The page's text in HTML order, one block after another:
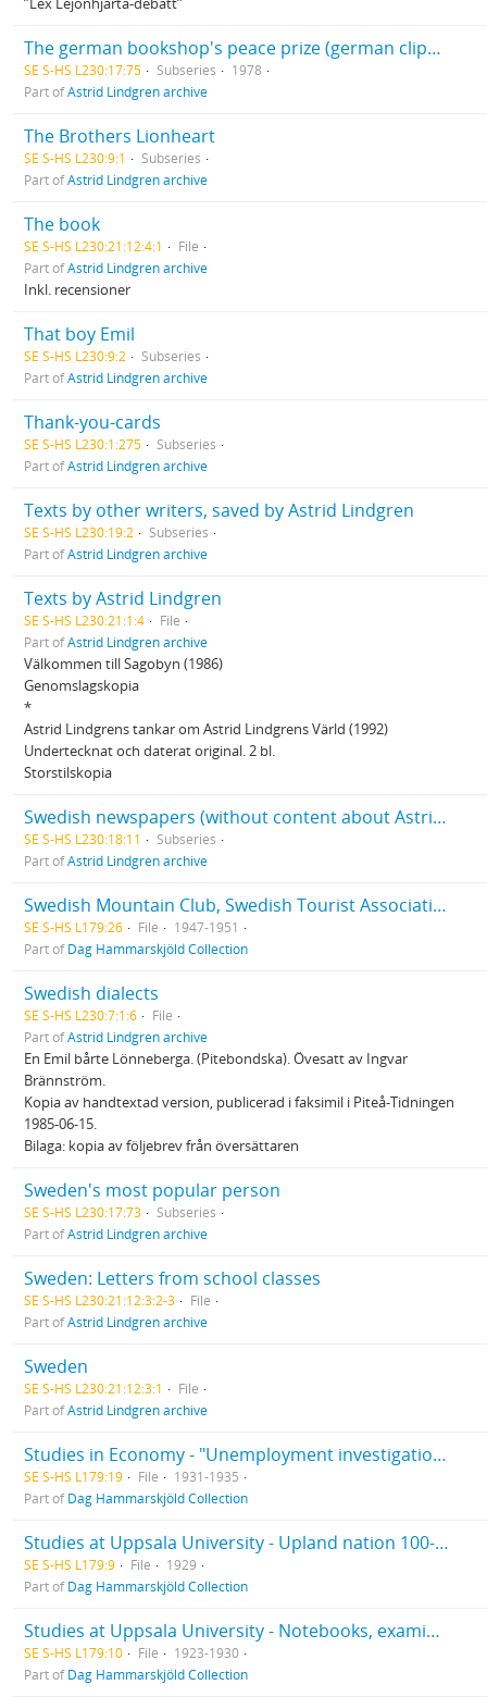
The german bookshop's peace prize (german clippings)
SE S-HS L230:17:75 Subseries
1978
Part ofAstrid Lindgren archive
The Brothers Lionheart
SE S-HS L230:9:1
Subseries
Part ofAstrid Lindgren archive
The book
SE S-HS L230:21:12:4:1
File
Part ofAstrid Lindgren archive
Inkl. recensioner
That boy Emil
SE S-HS L230:9:2
Subseries
Part ofAstrid Lindgren archive
Thank-you-cards
SE S-HS L230:1:275
Subseries
Part ofAstrid Lindgren archive
Texts by other writers, saved by Astrid Lindgren
SE S-HS L230:19:2
Subseries
Part ofAstrid Lindgren archive
Texts by Astrid Lindgren
SE S-HS L230:21:1:4
File
Part ofAstrid Lindgren archive
Välkommen till Sagobyn (1986)
Genomslagskopia
*
Astrid Lindgrens tankar om Astrid Lindgrens Värld (1992)
Undertecknat och daterat original. 2 bl.
Storstilskopia
Swedish newspapers (without content about Astrid Lindgren)
SE S-HS L230:18:11
Subseries
Part ofAstrid Lindgren archive
Swedish Mountain Club, Swedish Tourist Association
SE S-HS L179:26 File
1947-1951
Part ofDag Hammarskjöld Collection
Swedish dialects
SE S-HS L230:7:1:6
File
Part ofAstrid Lindgren archive
En Emil bårte Lönneberga. (Pitebondska). Övesatt av Ingvar
Brännström.
Kopia av handtextad version, publicerad i faksimil i Piteå-Tidningen
1985-06-15.
Bilaga: kopia av följebrev från översättaren
Sweden's most popular person
SE S-HS L230:17:73
Subseries
Part ofAstrid Lindgren archive
Sweden: Letters from school classes
SE S-HS L230:21:12:3:2-3
File
Part ofAstrid Lindgren archive
Sweden
SE S-HS L230:21:12:3:1
File
Part ofAstrid Lindgren archive
Studies in Economy - "Unemployment investigation"
SE S-HS L179:19 File
1931-1935
Part ofDag Hammarskjöld Collection
Studies at Uppsala University - Upland nation 100-year anniversary
SE S-HS L179:9 File
1929
Part ofDag Hammarskjöld Collection
Studies at Uppsala University - Notebooks, examination books, grades, diploma
SE S-HS L179:10 File
1923-1930
Part ofDag Hammarskjöld Collection